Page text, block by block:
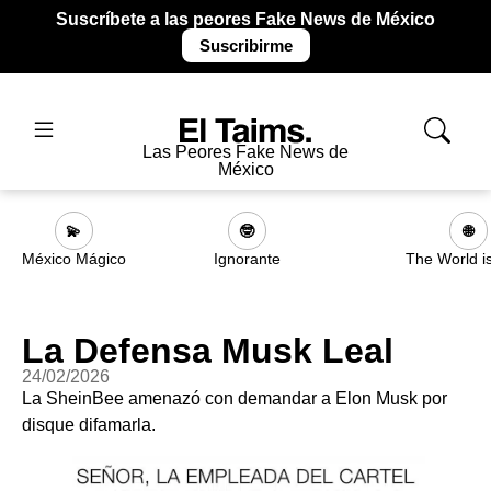
Suscríbete a las peores Fake News de México
Suscribirme
Las Peores Fake News de
México
💫
México Mágico
🤓
Ignorante
🌐
The World
La Defensa Musk Leal
24/02/2026
La SheinBee amenazó con demandar a Elon Musk por
disque difamarla.